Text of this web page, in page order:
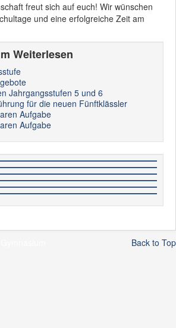
freut sich auf euch! Wir wünschen
und eine erfolgreiche Zeit am
Weiterlesen
Jahrgangsstufen 5 und 6
für die neuen Fünftklässler
Aufgabe
Aufgabe
Back to Top